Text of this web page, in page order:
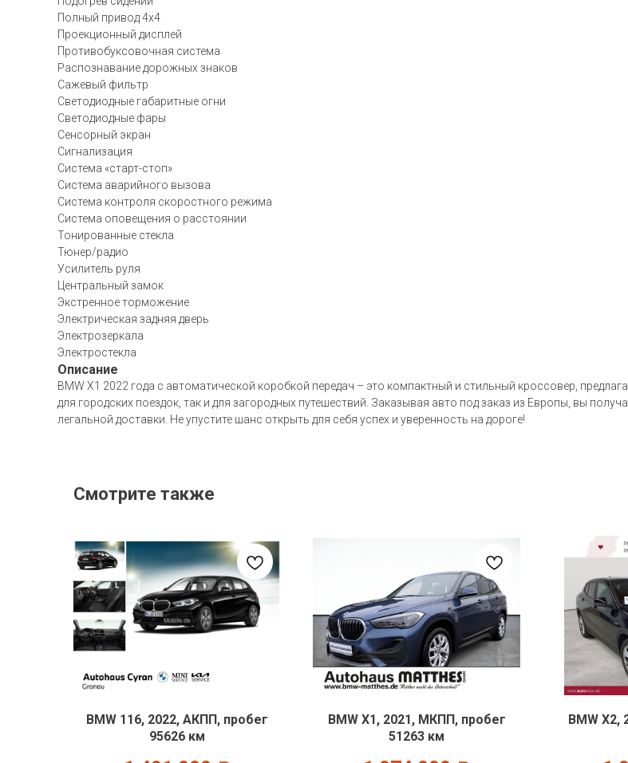
Полный привод 4х4
Проекционный дисплей
Противобуксовочная система
Распознавание дорожных знаков
Сажевый фильтр
Светодиодные габаритные огни
Светодиодные фары
Сенсорный экран
Сигнализация
Система «старт-стоп»
Система аварийного вызова
Система контроля скоростного режима
Система оповещения о расстоянии
Тонированные стекла
Тюнер/радио
Усилитель руля
Центральный замок
Экстренное торможение
Электрическая задняя дверь
Электрозеркала
Электростекла
Описание
BMW X1 2022 года с автоматической коробкой передач – это компактный и стильный кроссовер,
для городских поездок, так и для загородных путешествий. Заказывая авто под заказ из Европы, вы
легальной доставки. Не упустите шанс открыть для себя успех и уверенность на дороге!
Смотрите также
BMW 116, 2022, АКПП, пробег
95626 км
BMW X1, 2021, МКПП, пробег
51263 км
BMW X2,